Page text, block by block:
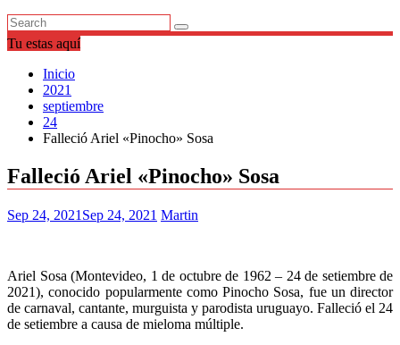
Tu estas aquí
Inicio
2021
septiembre
24
Falleció Ariel «Pinocho» Sosa
Falleció Ariel «Pinocho» Sosa
Sep 24, 2021 Sep 24, 2021 Martin
Ariel Sosa (Montevideo, 1 de octubre de 1962 – 24 de setiembre de
2021), conocido popularmente como Pinocho Sosa, fue un director
de carnaval, cantante, murguista y parodista uruguayo. Falleció el 24
de setiembre a causa de mieloma múltiple.